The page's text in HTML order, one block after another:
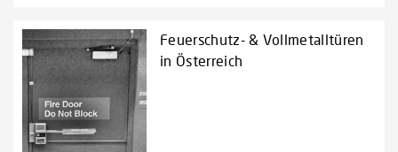
Feuerschutz- & Vollmetalltüren
in Österreich